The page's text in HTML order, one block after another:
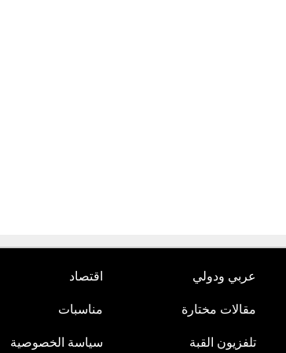
عربي ودولي اقتصاد
مقالات مختارة مناسبات
تلفزيون القبة سياسة الخصوصية